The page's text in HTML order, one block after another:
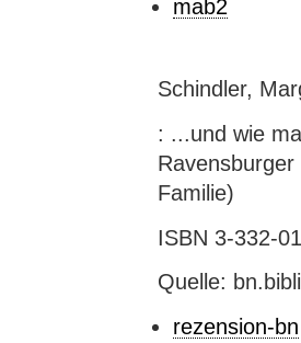
mab2
Schindler,
: ...und wie
Familie)
ISBN 3-332-
Quelle:
rezension-bn